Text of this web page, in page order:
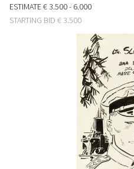
ESTIMATE€ 3.500 - 6.000
STARTING BID € 3.500